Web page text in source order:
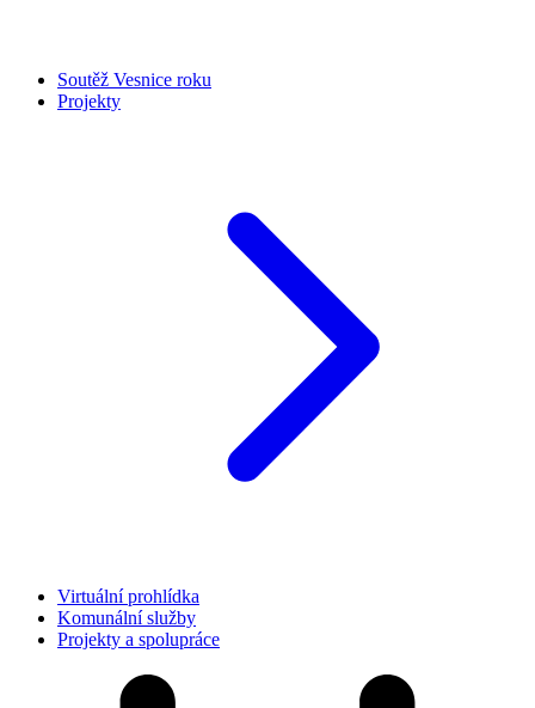
Soutěž Vesnice roku
Projekty
Virtuální prohlídka
Komunální služby
Projekty a spolupráce